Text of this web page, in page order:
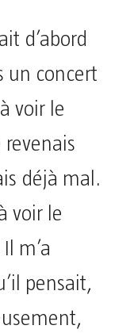
d’abord
un concert
voir le
déjà mal.
voir le
m’a
pensait,